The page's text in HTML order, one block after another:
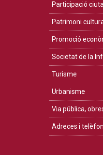
Participació
Patrimoni
Promoció
Societat de la
Turisme
Urbanisme
Via pública,
Adreces i